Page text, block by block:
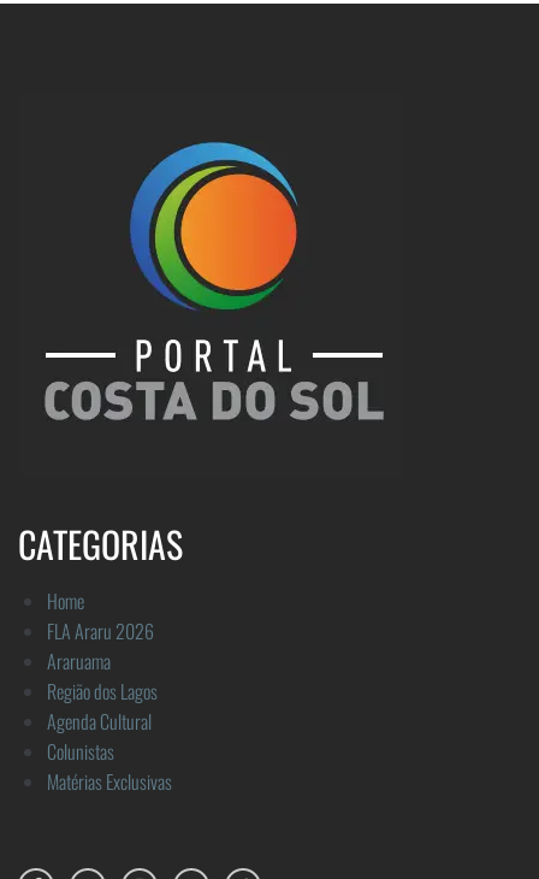
CATEGORIAS
Home
FLA Araru 2026
Araruama
Região dos Lagos
Agenda Cultural
Colunistas
Matérias Exclusivas